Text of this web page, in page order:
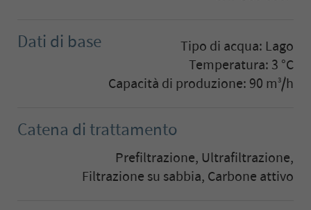
Dati di base
Tipo di acqua: Lago
Temperatura: 3 °C
Capacità di produzione: 90 m3/h
Catena di trattamento
Prefiltrazione, Ultrafiltrazione,
Filtrazione su sabbia, Carbone attivo